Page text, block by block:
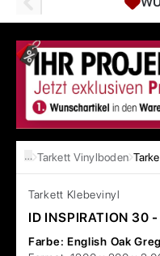
… Tarkett Vinylboden
Tarkett Klebevinyl
ID INSPIRATION 30
Farbe: English Oak